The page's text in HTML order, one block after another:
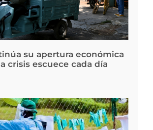
su apertura económica
crisis escuece cada día